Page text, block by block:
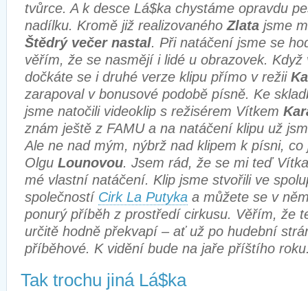
tvůrce. A k desce Lá$ka chystáme opravdu
nadílku. Kromě již realizovanéhoZlata jsme
Štědrý večer nastal. Při natáčení jsme se
věřím, že se nasmějí i lidé u obrazovek. Když
dočkáte se i druhé verze klipu přímo v režii
zarapoval v bonusové podobě písně. Ke
jsme natočili videoklip s režisérem Vítkem
znám ještě z FAMU a na natáčení klipu už
Ale ne nad mým, nýbrž nad klipem k písni, co
Olgu Lounovou. Jsem rád, že se mi teď
mé vlastní natáčení. Klip jsme stvořili ve
společností Cirk La Putyka a můžete se v
ponurý příběh z prostředí cirkusu. Věřím, že
určitě hodně překvapí – ať už po hudební
příběhové. K vidění bude na jaře příštího
Tak trochu jiná Lá$ka